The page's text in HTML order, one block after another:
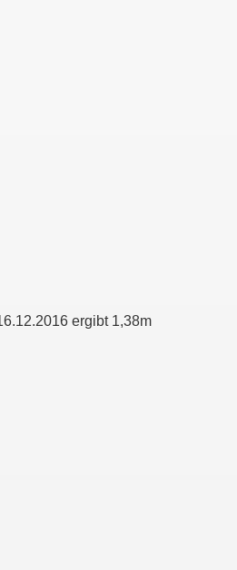
ergibt 1,38m